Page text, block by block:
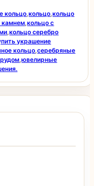
кольцо,кольцо,кольцо
камнем,кольцо с
,кольцо серебро
украшение
кольцо,серебряные
,ювелирные